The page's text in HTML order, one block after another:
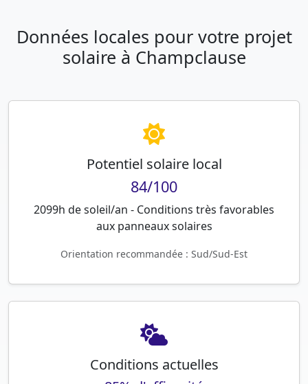
Données locales pour votre projet
solaire à Champclause
Potentiel solaire local
84/100
2099h de soleil/an - Conditions très favorables
aux panneaux solaires
Orientation recommandée : Sud/Sud-Est
Conditions actuelles